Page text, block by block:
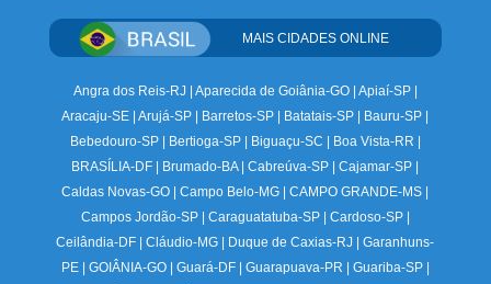
MAIS CIDADES ONLINE
Angra dos Reis-RJ Aparecida de Goiânia-GO| Apiaí-SP|
Aracaju-SE |Arujá-SP Barretos-SP Batatais-SP Bauru-SP
Bebedouro-SP| Bertioga-SP| Biguaçu-SC Boa Vista-RR
BRASÍLIA-DF
Brumado-BA|Cabreúva-SP |Cajamar-SP
Caldas Novas-GO |Campo Belo-MG |CAMPO GRANDE-MS
Campos Jordão-SP| Caraguatatuba-SP| Cardoso-SP|
Ceilândia-DF |Cláudio-MG Duque de Caxias-RJ |Garanhuns-
PE| GOIÂNIA-GO| Guará-DF| Guarapuava-PR Guariba-SP|